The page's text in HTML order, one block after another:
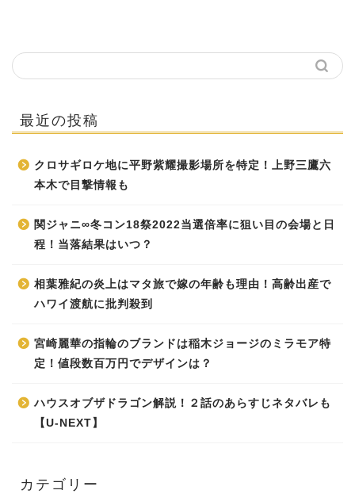
最近の投稿
クロサギロケ地に平野紫耀撮影場所を特定！上野三鷹六
本木で目撃情報も
関ジャニ∞冬コン18祭2022当選倍率に狙い目の会場と日
程！当落結果はいつ？
相葉雅紀の炎上はマタ旅で嫁の年齢も理由！高齢出産で
ハワイ渡航に批判殺到
宮崎麗華の指輪のブランドは稲木ジョージのミラモア特
定！値段数百万円でデザインは？
ハウスオブザドラゴン解説！２話のあらすじネタバレも
【U-NEXT】
カテゴリー